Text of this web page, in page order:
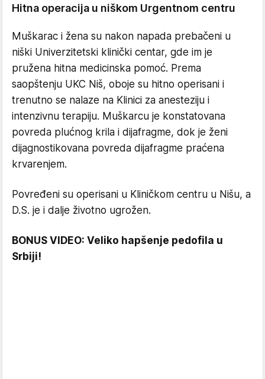
Hitna operacija u niškom Urgentnom centru
Muškarac i žena su nakon napada prebačeni u
niški Univerzitetski klinički centar, gde im je
pružena hitna medicinska pomoć. Prema
saopštenju UKC Niš, oboje su hitno operisani i
trenutno se nalaze na Klinici za anesteziju i
intenzivnu terapiju. Muškarcu je konstatovana
povreda plućnog krila i dijafragme, dok je ženi
dijagnostikovana povreda dijafragme praćena
krvarenjem.
Povređeni su operisani u Kliničkom centru u Nišu, a
D.S. je i dalje životno ugrožen.
BONUS VIDEO: Veliko hapšenje pedofila u
Srbiji!